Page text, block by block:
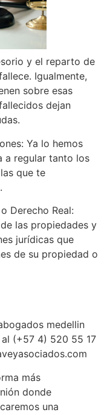
y el reparto de
Igualmente,
sobre esas
dejan
Ya lo hemos
a regular tanto los
que te
Derecho Real:
las propiedades y
jurídicas que
de su propiedad o
medellin
al (+57 4) 520 55 17
más
donde
una